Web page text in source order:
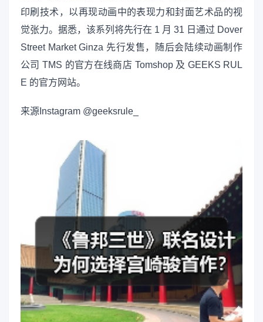
印刷技术，以再现动画中的表现力和封面艺术品的视
觉张力。据悉，该系列将先行在 1 月 31 日通过 Dover
Street Market Ginza 先行发售，随后会陆续动画制作
公司 TMS 的官方在线商店 Tomshop 及 GEEKS RUL
E 的官方网站。
来源 Instagram @geeksrule_